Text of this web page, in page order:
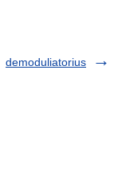
demoduliatorius